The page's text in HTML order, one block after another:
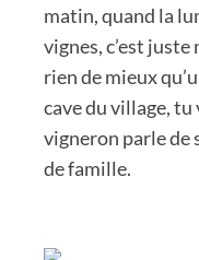
matin, quand la
vignes, c’est
rien de mieux
cave du village, tu
vigneron parle de
de famille.